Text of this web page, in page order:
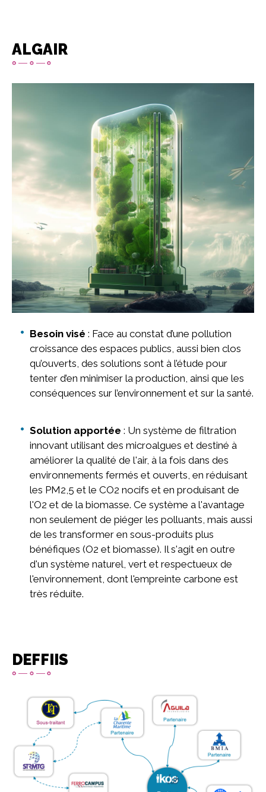
ALGAIR
Besoin visé : Face au constat d’une pollution
croissance des espaces publics, aussi bien clos
qu’ouverts, des solutions sont à l’étude pour
tenter d’en minimiser la production, ainsi que les
conséquences sur l’environnement et sur la santé.
Solution apportée : Un système de filtration
innovant utilisant des microalgues et destiné à
améliorer la qualité de l'air, à la fois dans des
environnements fermés et ouverts, en réduisant
les PM2,5 et le CO2 nocifs et en produisant de
l'O2 et de la biomasse. Ce système a l'avantage
non seulement de piéger les polluants, mais aussi
de les transformer en sous-produits plus
bénéfiques (O2 et biomasse). Il s'agit en outre
d'un système naturel, vert et respectueux de
l'environnement, dont l'empreinte carbone est
très réduite.
DEFFIIS
Imagen